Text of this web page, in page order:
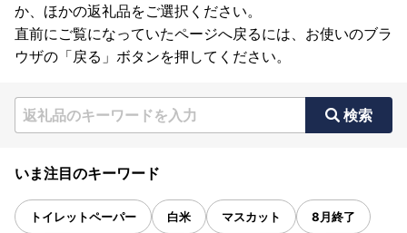
か、ほかの返礼品をご選択ください。
直前にご覧になっていたページへ戻るには、お使いのブラ
ウザの「戻る」ボタンを押してください。
検索
いま注目のキーワード
トイレットペーパー 白米 マスカット 8月終了